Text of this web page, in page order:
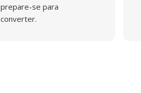
prepare-se para
converter.